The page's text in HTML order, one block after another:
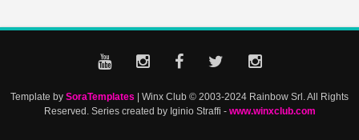
Template by SoraTemplates | Winx Club © 2003-2024 Rainbow Srl. All Rights
Reserved. Series created by Iginio Straffi - www.winxclub.com